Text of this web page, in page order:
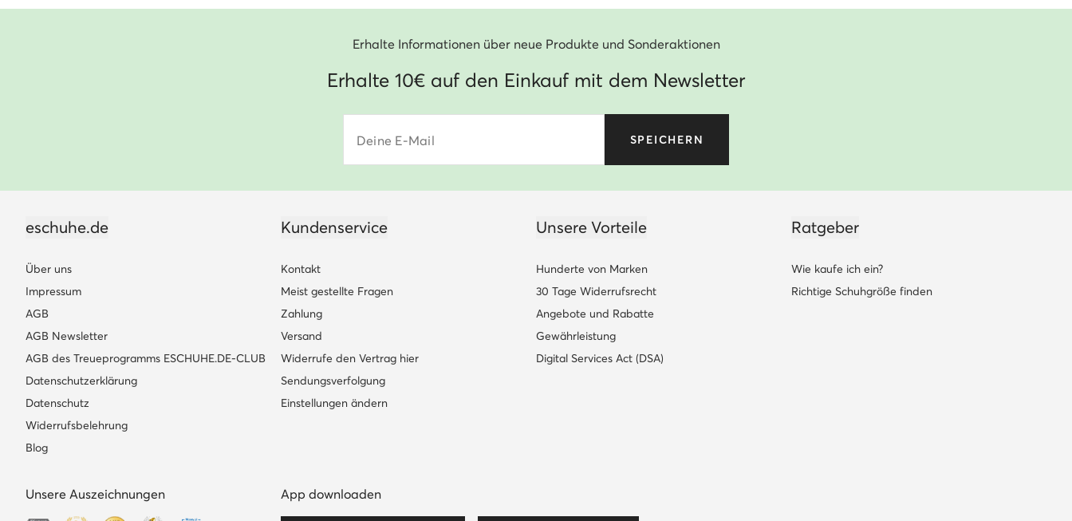
Erhalte Informationen über neue Produkte und Sonderaktionen
Erhalte 10€ auf den Einkauf mit dem Newsletter
Deine E-Mail SPEICHERN
eschuhe.de
Über uns
Impressum
AGB
AGB Newsletter
AGB des Treueprogramms ESCHUHE.DE-CLUB
Datenschutzerklärung
Datenschutz
Widerrufsbelehrung
Blog
Kundenservice
Kontakt
Meist gestellte Fragen
Zahlung
Versand
Widerrufe den Vertrag hier
Sendungsverfolgung
Einstellungen ändern
Unsere Vorteile
Hunderte von Marken
30 Tage Widerrufsrecht
Angebote und Rabatte
Gewährleistung
Digital Services Act (DSA)
Ratgeber
Wie kaufe ich ein?
Richtige Schuhgröße finden
Unsere Auszeichnungen App downloaden